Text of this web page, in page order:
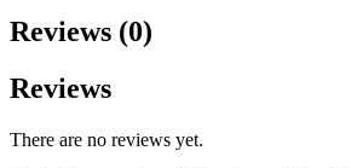
Reviews (0)
Reviews
There are no reviews yet.